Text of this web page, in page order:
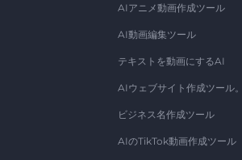
AIアニメ動画作成ツール
AI動画編集ツール
テキストを動画にするAI
AIウェブサイト作成ツール。
ビジネス名作成ツール
AIのTikTok動画作成ツール